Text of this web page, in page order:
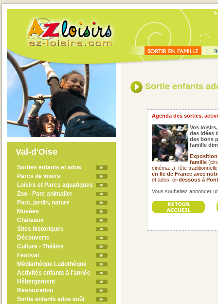
Val-d'Oise
Sorties enfants et ados
Parcs de loisirs
Loisirs et Parcs aquatiques
Zoo - Parc animalier
Parc, jardin, nature
Musées
Châteaux
Sites historiques
Découverte
Culture - Théâtre
Festival
Médiathèque Ludothèque
Activités enfants à l'année
Hébergement
Restauration
Sortie enfants ados août
Sortie enfants
Agenda des sorties,
Vos
des idées
des bons
famille
famille
cinéma...), fête
en Ile de France avec
et ados ci-dessous à
Vous souhaitez annoncer